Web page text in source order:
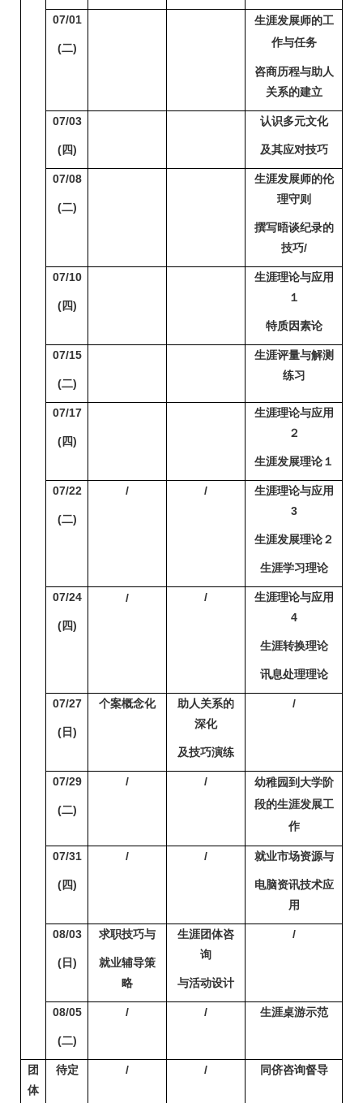
07/01
(二)
生涯发展师的工
作与任务
咨商历程与助人
关系的建立
07/03
(四)
认识多元文化
及其应对技巧
07/08
(二)
生涯发展师的伦
理守则
撰写晤谈纪录的
技巧/
07/10
(四)
生涯理论与应用
１
特质因素论
07/15
(二)
生涯评量与解测
练习
07/17
(四)
生涯理论与应用
２
生涯发展理论１
07/22
(二)
/ /
生涯理论与应用
3
生涯发展理论２
生涯学习理论
07/24
(四)
/ /
生涯理论与应用
4
生涯转换理论
讯息处理理论
07/27
(日)
个案概念化
助人关系的
深化
及技巧演练
/
07/29
(二)
/ /
幼稚园到大学阶
段的生涯发展工
作
07/31
(四)
/ / 就业市场资源与
电脑资讯技术应
用
08/03
(日)
求职技巧与
就业辅导策
略
生涯团体咨
询
与活动设计
/
08/05
(二)
/ / 生涯桌游示范
团
体
待定 / / 同侪咨询督导